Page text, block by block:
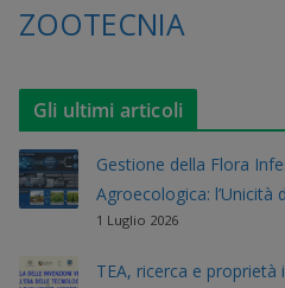
ZOOTECNIA
Gli ultimi articoli
Gestione della Flora
Agroecologica: l’Unicità
1 Luglio 2026
TEA, ricerca e proprietà